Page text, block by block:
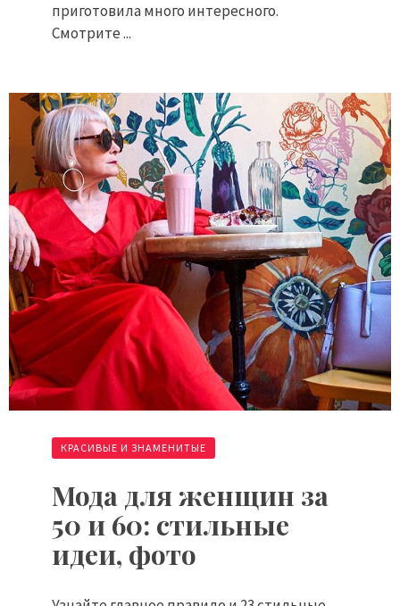
приготовила много интересного.
Смотрите ...
КРАСИВЫЕ И ЗНАМЕНИТЫЕ
Мода для женщин за
50 и 60: стильные
идеи, фото